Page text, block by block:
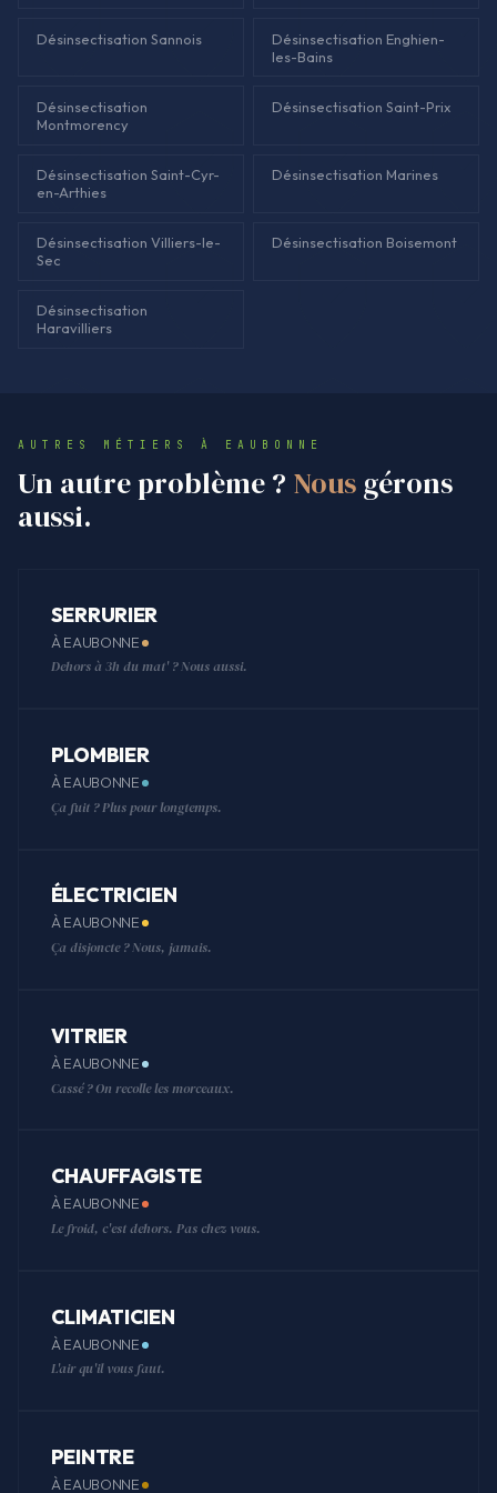
Désinsectisation Sannois
Désinsectisation Enghien-
les-Bains
Désinsectisation
Montmorency
Désinsectisation Saint-Prix
Désinsectisation Saint-Cyr-
en-Arthies
Désinsectisation Marines
Désinsectisation Villiers-le-
Sec
Désinsectisation Boisemont
Désinsectisation
Haravilliers
AUTRES MÉTIERS À EAUBONNE
Un autre problème ? Nous gérons
aussi.
SERRURIER
À EAUBONNE
Dehors à 3h du mat' ? Nous aussi.
PLOMBIER
À EAUBONNE
Ça fuit ? Plus pour longtemps.
ÉLECTRICIEN
À EAUBONNE
Ça disjoncte ? Nous, jamais.
VITRIER
À EAUBONNE
Cassé ? On recolle les morceaux.
CHAUFFAGISTE
À EAUBONNE
Le froid, c'est dehors. Pas chez vous.
CLIMATICIEN
À EAUBONNE
L'air qu'il vous faut.
PEINTRE
À EAUBONNE